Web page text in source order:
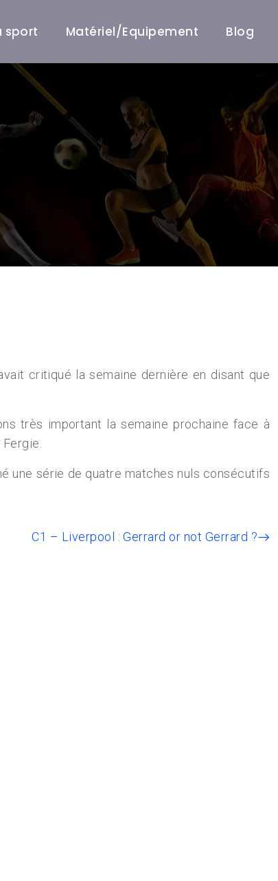
sport Matériel/Equipement Blog
critiqué la semaine dernière en disant que
très important la semaine prochaine face à
une série de quatre matches nuls consécutifs
C1 – Liverpool : Gerrard or not Gerrard ?